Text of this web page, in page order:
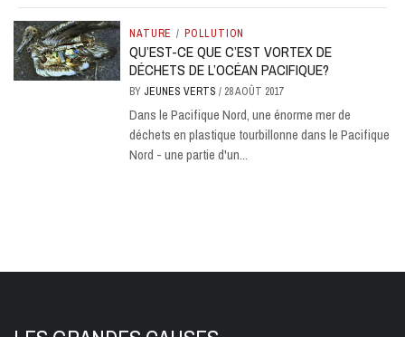
NATURE / POLLUTION
QU’EST-CE QUE C’EST VORTEX DE
DÉCHETS DE L’OCÉAN PACIFIQUE?
BY JEUNES VERTS/ 28 AOÛT 2017
Dans le Pacifique Nord, une énorme mer de
déchets en plastique tourbillonne dans le Pacifique
Nord - une partie d'un...